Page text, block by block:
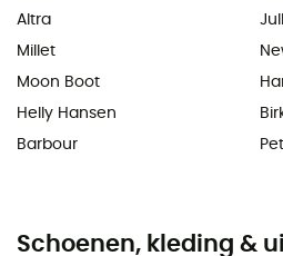
Altra
Millet
Moon Boot
Helly Hansen
Barbour
Schoenen, kleding &